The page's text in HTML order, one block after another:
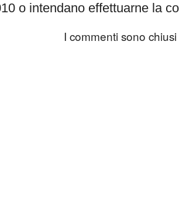
o intendano effettuarne la
I commenti sono chiusi